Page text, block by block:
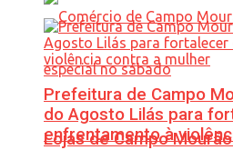
Lojas de Campo
Prefeitura de Campo
do Agosto Lilás para
enfrentamento à